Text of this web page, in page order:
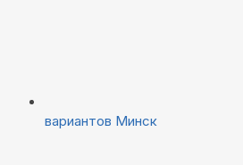
вариантов Минск